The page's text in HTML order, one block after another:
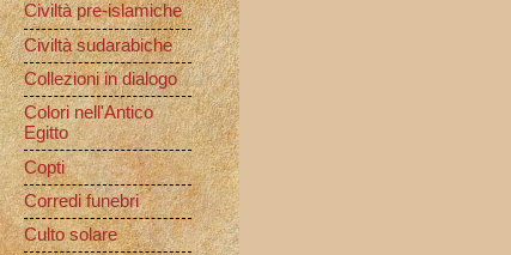
Civiltà pre-islamiche
Civiltà sudarabiche
Collezioni in dialogo
Colori nell'Antico
Egitto
Copti
Corredi funebri
Culto solare